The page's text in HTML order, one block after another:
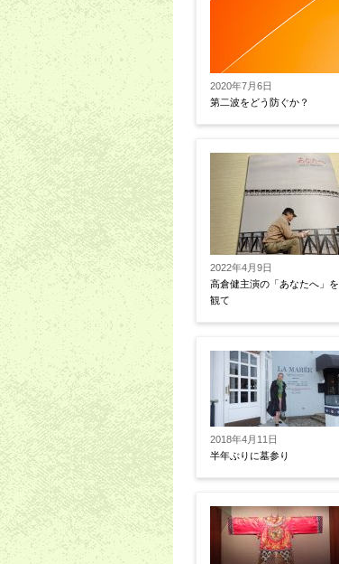
2020年7月6日
第二波をどう防ぐか？
2022年4月9日
高倉健主演の「あなたへ」を
観て
2018年4月11日
半年ぶりに墓参り